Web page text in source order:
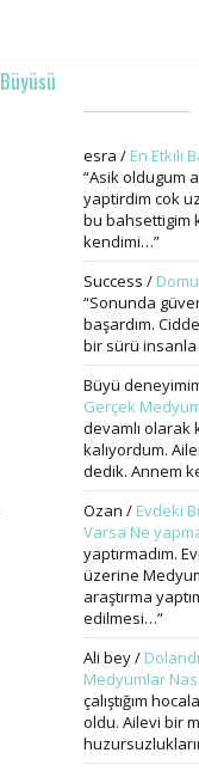
esra / En Etkili
“Asik oldugum
yaptirdim cok
bu bahsettigim
kendimi…”
Success /
“Sonunda
başardım.
bir sürü
Büyü
Gerçek
devamlı
kalıyordum.
dedik. Annem
Ozan / Evdeki
Varsa Ne
yaptırmadım.
üzerine
araştırma
edilmesi…”
Ali bey/
Medyumlar
çalıştığım
oldu. Ailevi bir